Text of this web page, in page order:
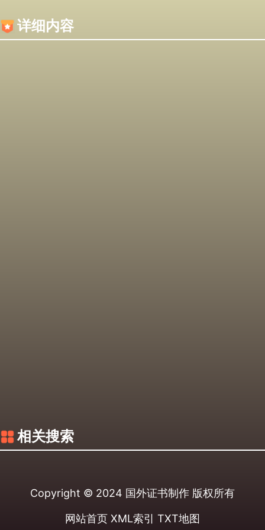
详细内容
相关搜索
Copyright © 2024 国外证书制作 版权所有
网站首页 XML索引 TXT地图